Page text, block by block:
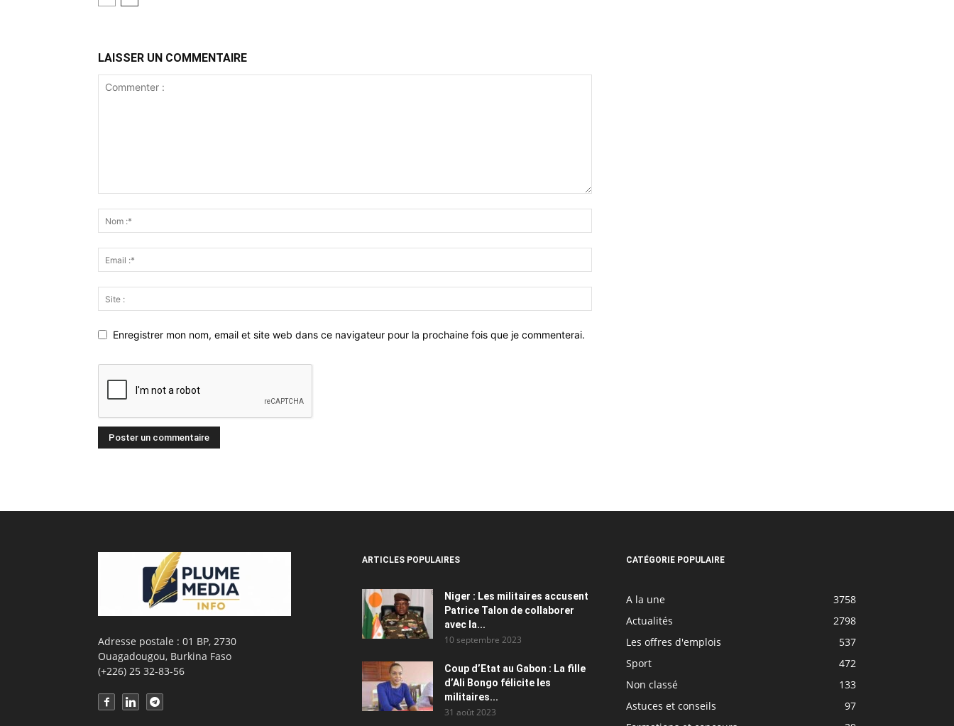
LAISSER UN COMMENTAIRE
Enregistrer mon nom, email et site web dans ce navigateur pour la prochaine fois que je commenterai.
Adresse postale : 01 BP, 2730
Ouagadougou, Burkina Faso
(+226) 25 32-83-56
ARTICLES POPULAIRES
Niger : Les militaires accusent
Patrice Talon de collaborer
avec la...
10 septembre 2023
Coup d’Etat au Gabon : La fille
d’Ali Bongo félicite les
militaires...
31 août 2023
CATÉGORIE POPULAIRE
A la une
3758
Actualités
2798
Les offres d'emplois
537
Sport
472
Non classé
133
Astuces et conseils
97